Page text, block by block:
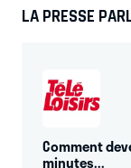
LA PRESSE
Comment
minutes...